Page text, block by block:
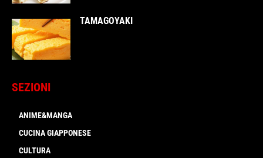
TAMAGOYAKI
SEZIONI
ANIME&MANGA
CUCINA GIAPPONESE
CULTURA